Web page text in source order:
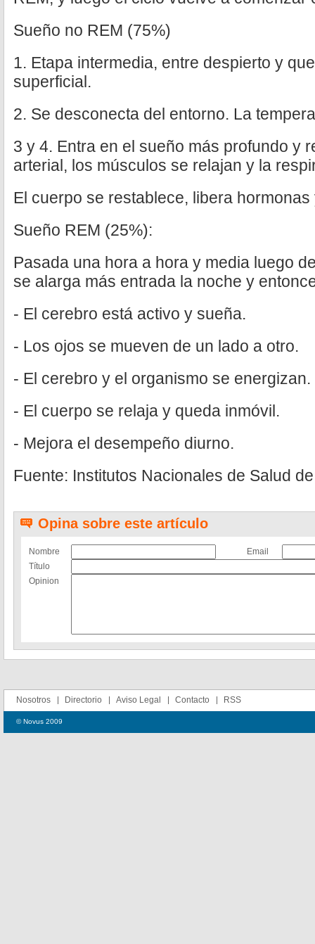
Sueño no REM (75%)
1. Etapa intermedia, entre despierto y
superficial.
2. Se desconecta del entorno. La
3 y 4. Entra en el sueño más profundo y
arterial, los músculos se relajan y la
El cuerpo se restablece, libera
Sueño REM (25%):
Pasada una hora a hora y media luego
se alarga más entrada la noche y
- El cerebro está activo y sueña.
- Los ojos se mueven de un lado a otro.
- El cerebro y el organismo se energizan.
- El cuerpo se relaja y queda inmóvil.
- Mejora el desempeño diurno.
Fuente: Institutos Nacionales de Salud
Opina sobre este artículo
Nombre
Email
Título
Opinion
Nosotros Directorio Aviso Legal Contacto RSS
© Novus 2009